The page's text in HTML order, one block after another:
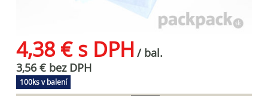
4,38 € s DPH / bal.
3,56 € bez DPH
100ks v balení